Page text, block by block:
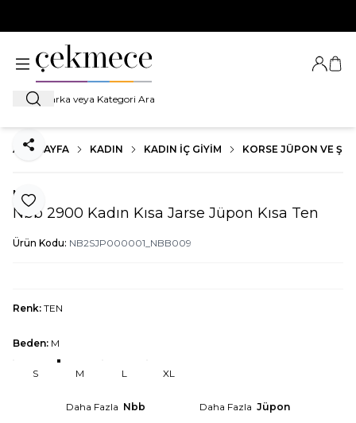
Ara
Giriş
ANA SAYFA KADIN KADIN İÇ GIYIM KORSE JÜPON VE
Favoriye Ekle
Paylaş
Nbb
Nbb 2900 Kadın Kısa Jarse Jüpon Kısa Ten
Ürün Kodu: NB2SJP000001_NBB009
Renk: TEN
Beden: M
S M L XL
Daha Fazla Nbb Daha Fazla Jüpon